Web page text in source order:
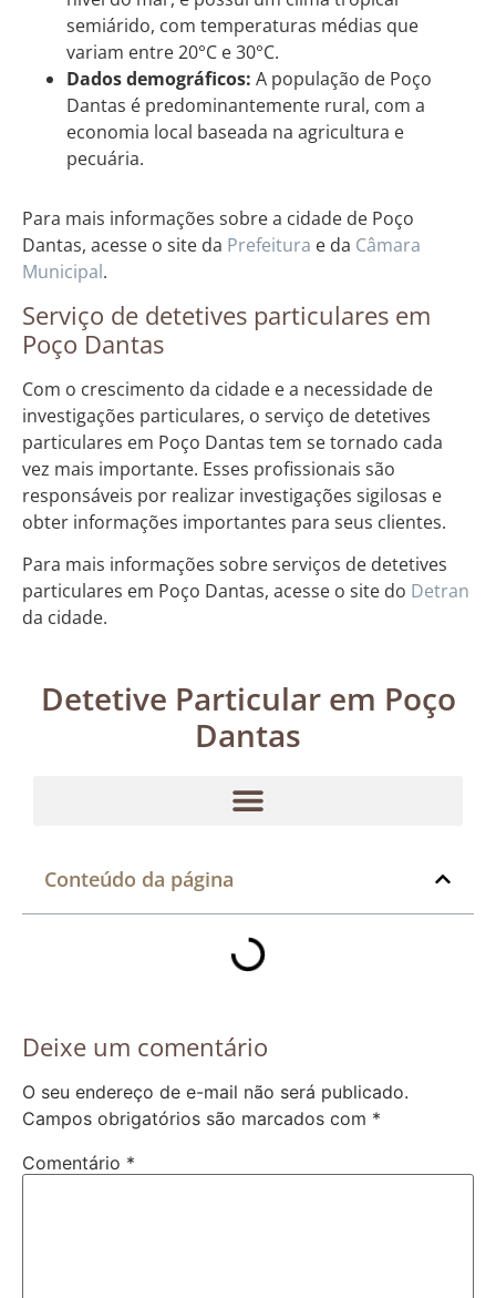
semiárido, com temperaturas médias que
variam entre 20°C e 30°C.
Dados demográficos: A população de Poço
Dantas é predominantemente rural, com a
economia local baseada na agricultura e
pecuária.
Para mais informações sobre a cidade de Poço
Dantas, acesse o site da Prefeitura e da Câmara
Municipal.
Serviço de detetives particulares em
Poço Dantas
Com o crescimento da cidade e a necessidade de
investigações particulares, o serviço de detetives
particulares em Poço Dantas tem se tornado cada
vez mais importante. Esses profissionais são
responsáveis por realizar investigações sigilosas e
obter informações importantes para seus clientes.
Para mais informações sobre serviços de detetives
particulares em Poço Dantas, acesse o site do Detran
da cidade.
Detetive Particular em Poço
Dantas
Conteúdo da página
Deixe um comentário
O seu endereço de e-mail não será publicado.
Campos obrigatórios são marcados com *
Comentário *